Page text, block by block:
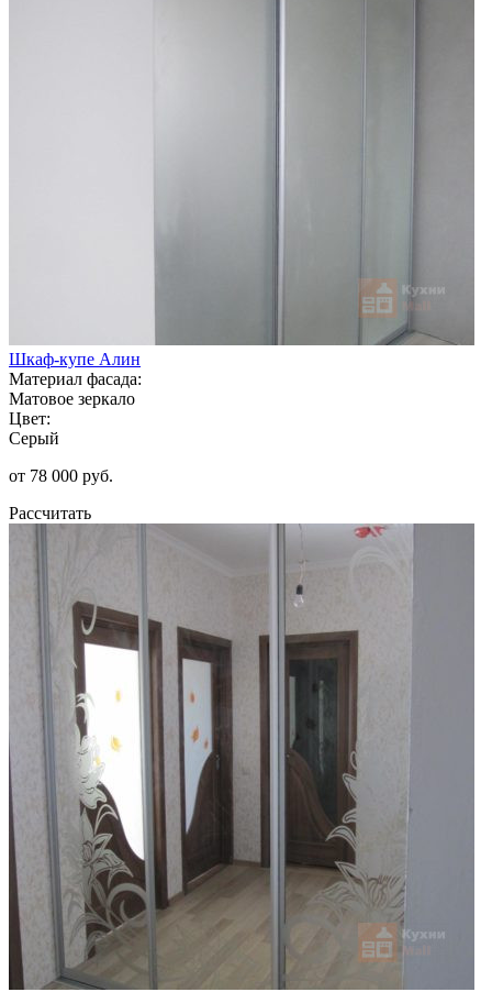
Шкаф-купе Алин
Материал фасада:
Матовое зеркало
Цвет:
Серый
от 78 000 руб.
Рассчитать